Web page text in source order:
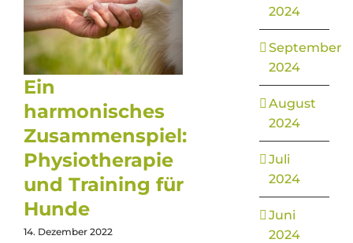
Ein
harmonisches
Zusammenspiel:
Physiotherapie
und Training für
Hunde
14. Dezember 2022
2024
September
2024
August
2024
Juli
2024
Juni
2024